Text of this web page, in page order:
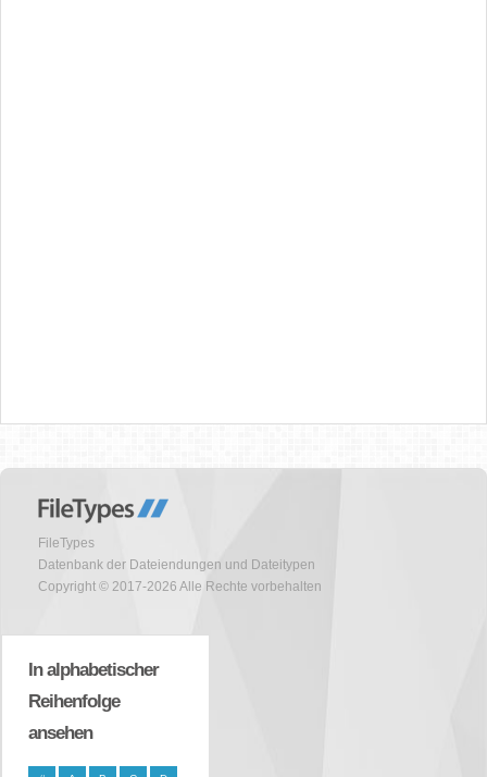
FileTypes
Datenbank der Dateiendungen und Dateitypen
Copyright © 2017-2026 Alle Rechte vorbehalten
In alphabetischer
Reihenfolge
ansehen